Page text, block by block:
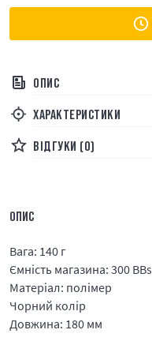
ОПИС
ХАРАКТЕРИСТИКИ
ВІДГУКИ (0)
ОПИС
Вага: 140 г
Ємність магазина: 300 BBs
Матеріал: полімер
Чорний колір
Довжина: 180 мм